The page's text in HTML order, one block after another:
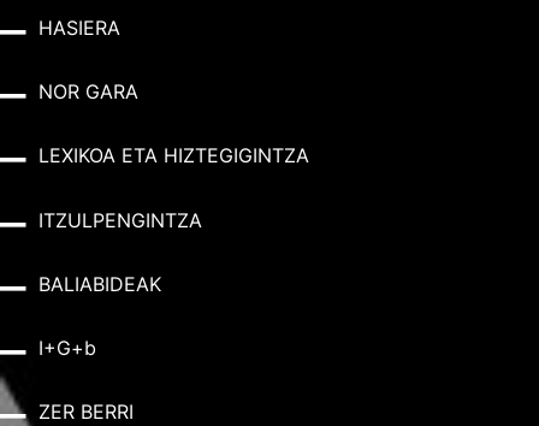
HASIERA
NOR GARA
LEXIKOA ETA HIZTEGIGINTZA
ITZULPENGINTZA
BALIABIDEAK
I+G+b
ZER BERRI